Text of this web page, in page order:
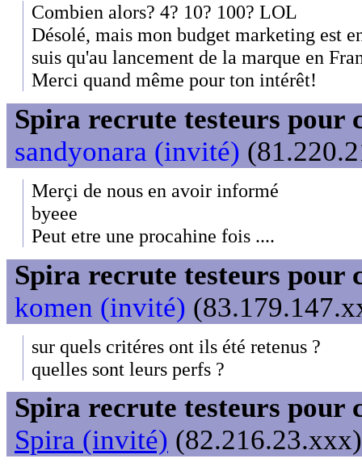
Combien alors? 4? 10? 100? LOL
Désolé, mais mon budget marketing est
suis qu'au lancement de la marque en
Merci quand même pour ton intérêt!
Spira recrute testeurs pour
sandyonara (invité)
Merçi de nous en avoir informé
byeee
Peut etre une procahine fois ....
Spira recrute testeurs pour
komen (invité)
sur quels critéres ont ils été retenus ?
quelles sont leurs perfs ?
Spira recrute testeurs pour
Spira (invité)